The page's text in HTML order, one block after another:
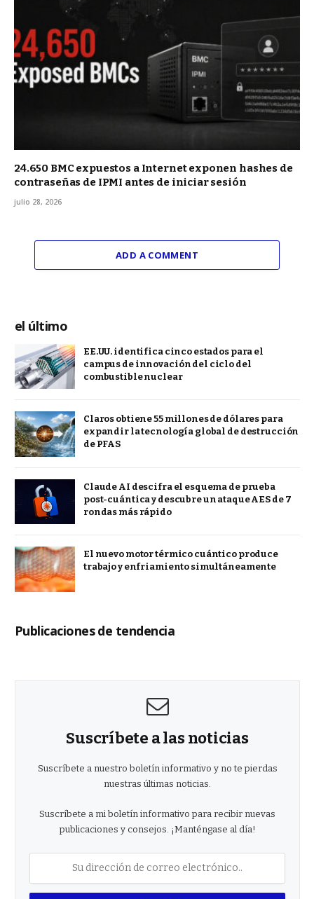
24.650 BMC expuestos a Internet exponen hashes de
contraseñas de IPMI antes de iniciar sesión
julio 28, 2026
ADD A COMMENT
el último
EE.UU. identifica cinco estados para el
campus de innovación del ciclo del
combustible nuclear
Claros obtiene 55 millones de dólares para
expandir la tecnología global de destrucción
de PFAS
Claude AI descifra el esquema de prueba
post-cuántica y descubre un ataque AES de 7
rondas más rápido
El nuevo motor térmico cuántico produce
trabajo y enfriamiento simultáneamente
Publicaciones de tendencia
Suscríbete a las noticias
Suscríbete a nuestro boletín informativo y no te pierdas
nuestras últimas noticias.
Suscríbete a mi boletín informativo para recibir nuevas
publicaciones y consejos. ¡Manténgase al día!